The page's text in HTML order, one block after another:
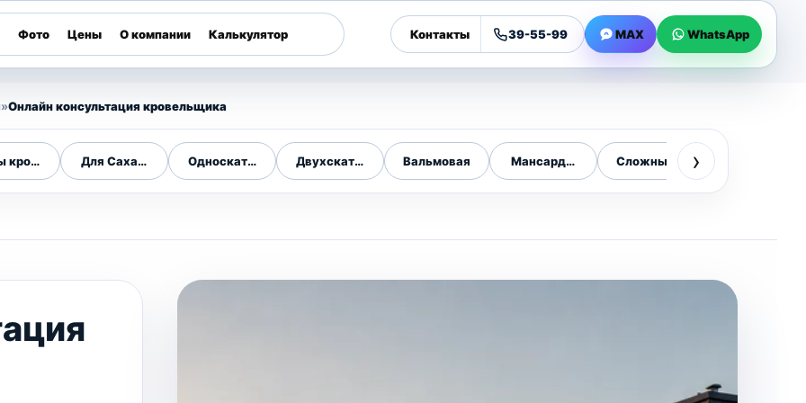
Фото Цены О компании Калькулятор Контакты 39-55-99 MAX WhatsApp
»Онлайн консультация кровельщика
кровель Для Сахалина Односкатная Двухскатная Вальмовая Мансардная Сложные кровли
›